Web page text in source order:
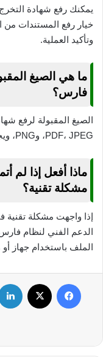
يمكنك رفع شهادة
خيار رفع المستندات من
وتأكيد العملية.
ما هي الصيغ
فارس؟
الصيغ المقبولة لرفع
PDF، JPEG، وPNG، ويجب أن يكون الملف واضحاً وقابلاً للقراءة.
ماذا أفعل إذا لم
مشكلة تقنية؟
إذا واجهت مشكلة تقنية
الدعم الفني لنظام
الملف باستخدام جهاز
فيسبوك